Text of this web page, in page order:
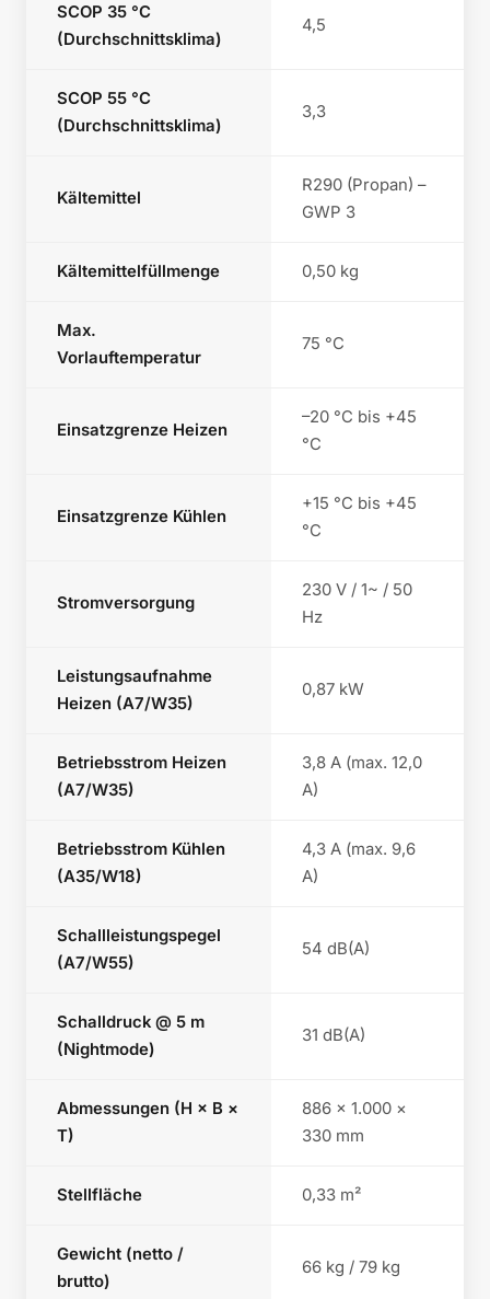
SCOP 35 °C
(Durchschnittsklima)
4,5
SCOP 55 °C
(Durchschnittsklima)
3,3
Kältemittel
R290 (Propan) –
GWP 3
Kältemittelfüllmenge 0,50 kg
Max.
Vorlauftemperatur
75 °C
Einsatzgrenze Heizen
–20 °C bis +45
°C
Einsatzgrenze Kühlen
+15 °C bis +45
°C
Stromversorgung
230 V / 1~ / 50
Hz
Leistungsaufnahme
Heizen (A7/W35)
0,87 kW
Betriebsstrom Heizen
(A7/W35)
3,8 A (max. 12,0
A)
Betriebsstrom Kühlen
(A35/W18)
4,3 A (max. 9,6
A)
Schallleistungspegel
(A7/W55)
54 dB(A)
Schalldruck @ 5 m
(Nightmode)
31 dB(A)
Abmessungen (H × B ×
T)
886 × 1.000 ×
330 mm
Stellfläche 0,33 m²
Gewicht (netto /
brutto)
66 kg / 79 kg